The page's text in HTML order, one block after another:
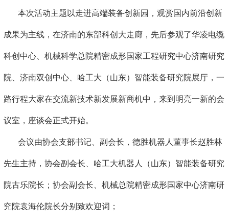
本次活动主题以走进高端装备创新园，观赏国内前沿创新
成果为主线，在济南的东部科创大走廊，先后参观了华凌电缆
科创中心、机械科学总院精密成形国家工程研究中心济南研究
院、济南双创中心、哈工大（山东）智能装备研究院展厅，一
路行程大家在交流新技术新发展新商机中，来到明亮一新的会
议室，座谈会正式开始。
会议由协会支部书记、副会长，德胜机器人董事长赵胜林
先生主持，协会副会长、哈工大机器人（山东）智能装备研究
院古乐院长；协会副会长、机械总院精密成形国家中心济南研
究院袁海伦院长分别致欢迎词；